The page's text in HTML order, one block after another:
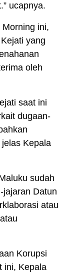
ucapnya.
ini,
yang
oleh
saat ini
dugaan-
Kepala
sudah
jajaran Datun
atau
Korupsi
ini, Kepala